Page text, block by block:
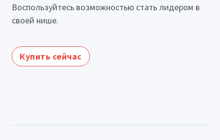
Воспользуйтесь возможностью стать лидером в
своей нише.
Купить сейчас